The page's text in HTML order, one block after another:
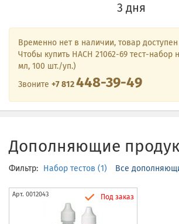
3 дня
Временно нет в наличии, товар
Чтобы купить HACH 21062-69 тест-набор
мл, 100 шт./уп.)
Звоните +7 812448-39-49
Дополняющие
Фильтр: Набор тестов (1) Все
Арт. 0012043 Под заказ